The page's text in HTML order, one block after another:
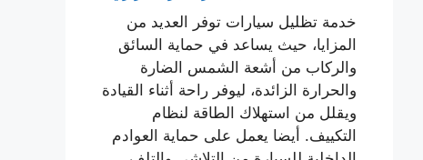
خدمة تظليل سيارات توفر العديد من
المزايا، حيث يساعد في حماية السائق
والركاب من أشعة الشمس الضارة
والحرارة الزائدة، ليوفر راحة أثناء القيادة
ويقلل من استهلاك الطاقة لنظام
التكييف. أيضا يعمل على حماية العوادم